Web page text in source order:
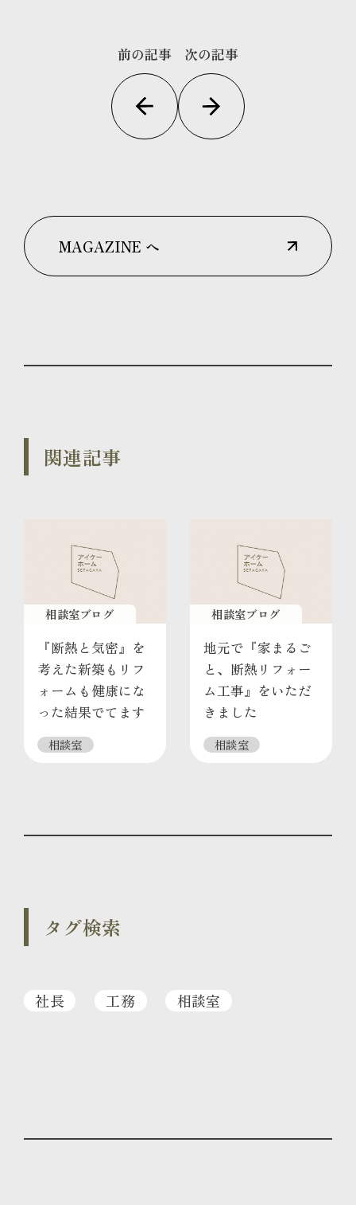
前の記事 次の記事
MAGAZINE へ
関連記事
相談室ブログ
『断熱と気密』を
考えた新築もリフ
ォームも健康にな
った結果でてます
相談室
相談室ブログ
地元で『家まるご
と、断熱リフォー
ム工事』をいただ
きました
相談室
タグ検索
社長 工務 相談室